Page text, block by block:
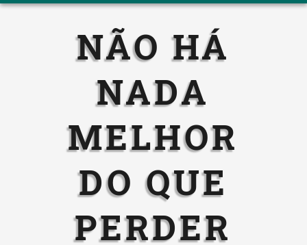
NÃO HÁ
NADA
MELHOR
DO QUE
PERDER